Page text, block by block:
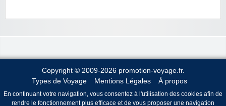
Copyright © 2009-2026 promotion-voyage.fr.
Types de Voyage
Mentions Légales À propos
En continuant votre navigation, vous consentez à l'utilisation des cookies afin de
rendre le fonctionnement plus efficace et de vous proposer une navigation